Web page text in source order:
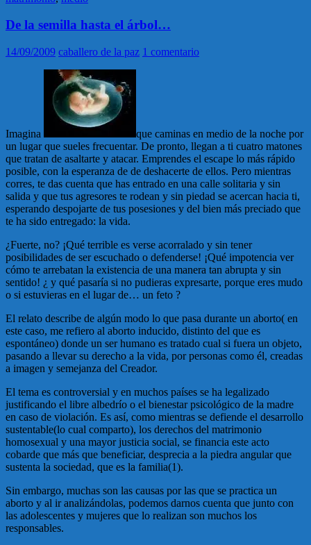
De la semilla hasta el árbol…
14/09/2009 caballero de la paz 1 comentario
Imagina
que caminas en medio de la noche por
un lugar que sueles frecuentar. De pronto, llegan a ti cuatro matones
que tratan de asaltarte y atacar. Emprendes el escape lo más rápido
posible, con la esperanza de de deshacerte de ellos. Pero mientras
corres, te das cuenta que has entrado en una calle solitaria y sin
salida y que tus agresores te rodean y sin piedad se acercan hacia ti,
esperando despojarte de tus posesiones y del bien más preciado que
te ha sido entregado: la vida.
¿Fuerte, no? ¡Qué terrible es verse acorralado y sin tener
posibilidades de ser escuchado o defenderse! ¡Qué impotencia ver
cómo te arrebatan la existencia de una manera tan abrupta y sin
sentido! ¿ y qué pasaría si no pudieras expresarte, porque eres mudo
o si estuvieras en el lugar de… un feto ?
El relato describe de algún modo lo que pasa durante un aborto( en
este caso, me refiero al aborto inducido, distinto del que es
espontáneo) donde un ser humano es tratado cual si fuera un objeto,
pasando a llevar su derecho a la vida, por personas como él, creadas
a imagen y semejanza del Creador.
El tema es controversial y en muchos países se ha legalizado
justificando el libre albedrío o el bienestar psicológico de la madre
en caso de violación. Es así, como mientras se defiende el desarrollo
sustentable(lo cual comparto), los derechos del matrimonio
homosexual y una mayor justicia social, se financia este acto
cobarde que más que beneficiar, desprecia a la piedra angular que
sustenta la sociedad, que es la familia(1).
Sin embargo, muchas son las causas por las que se practica un
aborto y al ir analizándolas, podemos darnos cuenta que junto con
las adolescentes y mujeres que lo realizan son muchos los
responsables.